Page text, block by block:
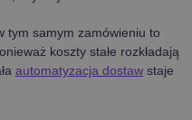
tym samym zamówieniu to
koszty stałe rozkładają
automatyzacja dostaw staje